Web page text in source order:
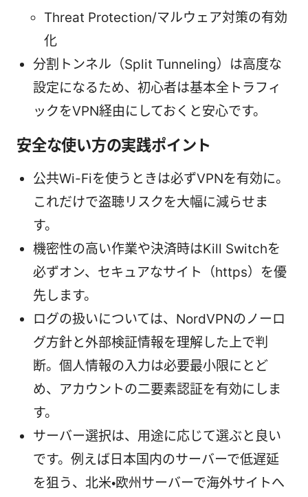
Threat Protection/マルウェア対策の有効
化
分割トンネル（Split Tunneling）は高度な
設定になるため、初心者は基本全トラフィ
ックをVPN経由にしておくと安心です。
安全な使い方の実践ポイント
公共Wi-Fiを使うときは必ずVPNを有効に。
これだけで盗聴リスクを大幅に減らせま
す。
機密性の高い作業や決済時はKill Switchを
必ずオン、セキュアなサイト（https）を優
先します。
ログの扱いについては、NordVPNのノーロ
グ方針と外部検証情報を理解した上で判
断。個人情報の入力は必要最小限にとど
め、アカウントの二要素認証を有効にしま
す。
サーバー選択は、用途に応じて選ぶと良い
です。例えば日本国内のサーバーで低遅延
を狙う、北米・欧州サーバーで海外サイトへ